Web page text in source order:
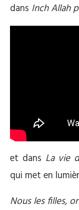
dans Inch Allah
et dans La vie
qui met en
Nous les filles,